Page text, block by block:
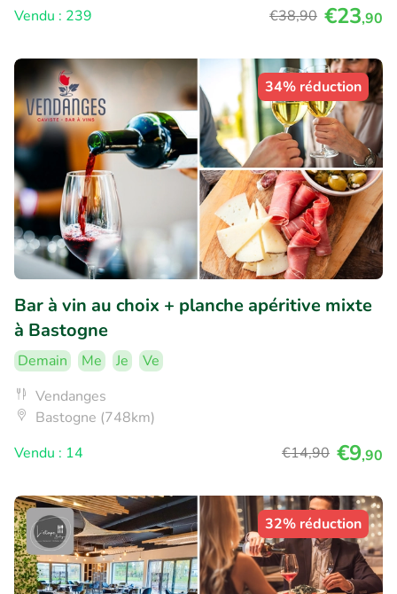
Vendu : 239
€38,90 €23,90
34% réduction
Bar à vin au choix + planche apéritive mixte
à Bastogne
Demain Me Je
Ve
Vendanges
Bastogne (748km)
Vendu : 14
€14,90 €9,90
32% réduction